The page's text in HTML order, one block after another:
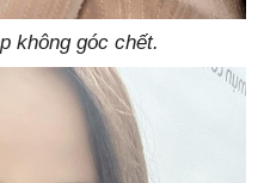
không góc chết.